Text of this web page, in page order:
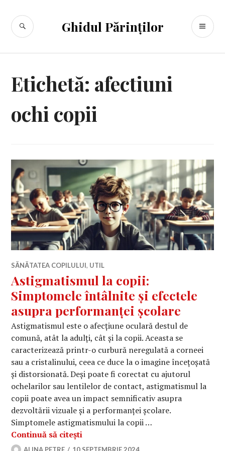
conținut
Ghidul Părinților
CĂUTARE
Etichetă: afectiuni
ochi copii
SĂNĂTATEA COPILULUI, UTIL
Astigmatismul la copii:
Simptomele întâlnite și efectele
asupra performanței școlare
Astigmatismul este o afecțiune oculară destul de
comună, atât la adulți, cât și la copii. Aceasta se
caracterizează printr-o curbură neregulată a corneei
sau a cristalinului, ceea ce duce la o imagine încețoșată
și distorsionată. Deși poate fi corectat cu ajutorul
ochelarilor sau lentilelor de contact, astigmatismul la
copii poate avea un impact semnificativ asupra
dezvoltării vizuale și a performanței școlare.
Simptomele astigmatismului la copii …
Continuă să citești